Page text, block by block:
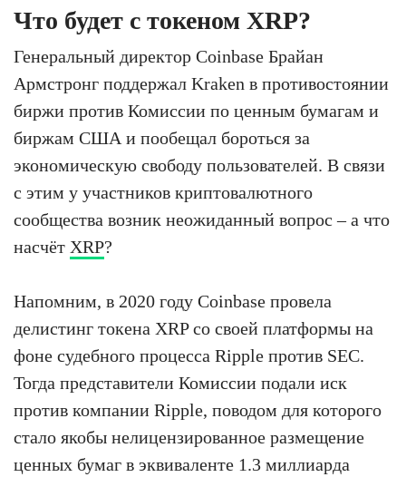
Что будет с токеном XRP?
Генеральный директор Coinbase Брайан
Армстронг поддержал Kraken в противостоянии
биржи против Комиссии по ценным бумагам и
биржам США и пообещал бороться за
экономическую свободу пользователей. В связи
с этим у участников криптовалютного
сообщества возник неожиданный вопрос – а что
насчёт XRP?
Напомним, в 2020 году Coinbase провела
делистинг токена XRP со своей платформы на
фоне судебного процесса Ripple против SEC.
Тогда представители Комиссии подали иск
против компании Ripple, поводом для которого
стало якобы нелицензированное размещение
ценных бумаг в эквиваленте 1.3 миллиарда